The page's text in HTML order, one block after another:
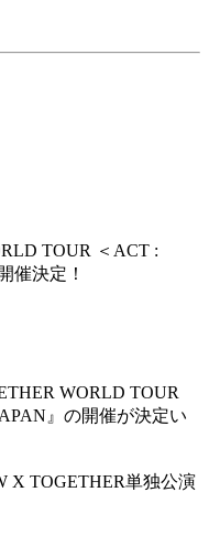
TOUR ＜ACT :
催決定！
WORLD TOUR
』の開催が決定い
X TOGETHER単独公演